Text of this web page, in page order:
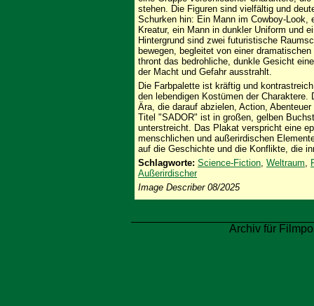
stehen. Die Figuren sind vielfältig und
Schurken hin: Ein Mann im Cowboy-Look,
Kreatur, ein Mann in dunkler Uniform und
Hintergrund sind zwei futuristische
bewegen, begleitet von einer
thront das bedrohliche, dunkle Gesicht
der Macht und Gefahr ausstrahlt.
Die Farbpalette ist kräftig und
den lebendigen Kostümen der
Ära, die darauf abzielen, Action,
Titel "SADOR" ist in großen, gelben
unterstreicht. Das Plakat verspricht eine
menschlichen und außerirdischen
auf die Geschichte und die Konflikte, die
Schlagworte: Science-Fiction, Weltraum,
Außerirdischer
Image Describer 08/2025
Archiv für